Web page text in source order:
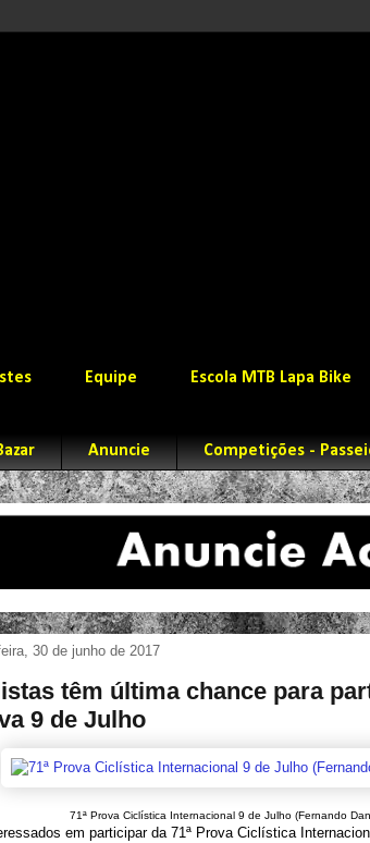
Equipe Escola MTB Lapa Bike
Anuncie Competições -
30 de junho de 2017
têm última chance para
9 de Julho
71ª Prova Ciclística Internacional 9 de Julho (Fernando
em participar da 71ª Prova Ciclística